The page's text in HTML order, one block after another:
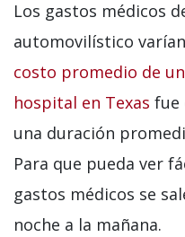
Los gastos médicos
automovilístico
costo promedio de
hospital en Texas fue
una duración
Para que pueda ver
gastos médicos se
noche a la mañana.